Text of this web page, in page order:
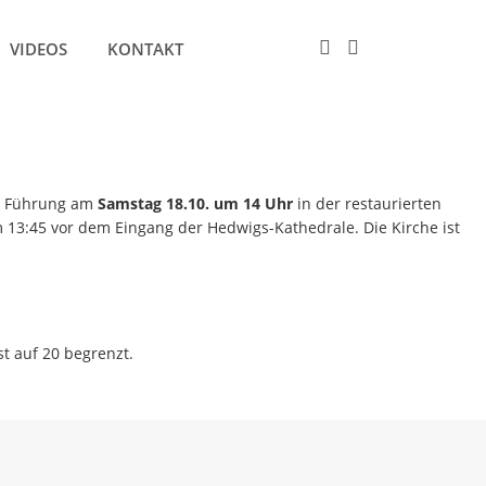
VIDEOS KONTAKT
am Samstag 18.10. um 14 Uhr in der restaurierten
vor dem Eingang der Hedwigs-Kathedrale. Die Kirche ist
auf 20 begrenzt.